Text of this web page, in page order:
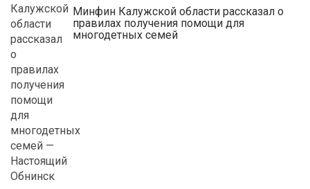
Минфин Калужской области рассказал о
правилах получения помощи для
многодетных семей